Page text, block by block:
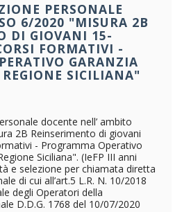
PERSONALE
6/2020 "MISURA 2B
DI GIOVANI 15-
FORMATIVI -
GARANZIA
SICILIANA"
docente nell’ ambito
2B Reinserimento di giovani
- Programma Operativo
Siciliana". (IeFP III anni
e selezione per chiamata diretta
di cui all’art.5 L.R. N. 10/2018
degli Operatori della
D.D.G. 1768 del 10/07/2020